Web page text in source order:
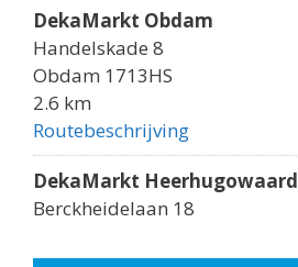
DekaMarkt Obdam
Handelskade 8
Obdam 1713HS
2.6 km
Routebeschrijving
DekaMarkt Heerhugowaard
Berckheidelaan 18